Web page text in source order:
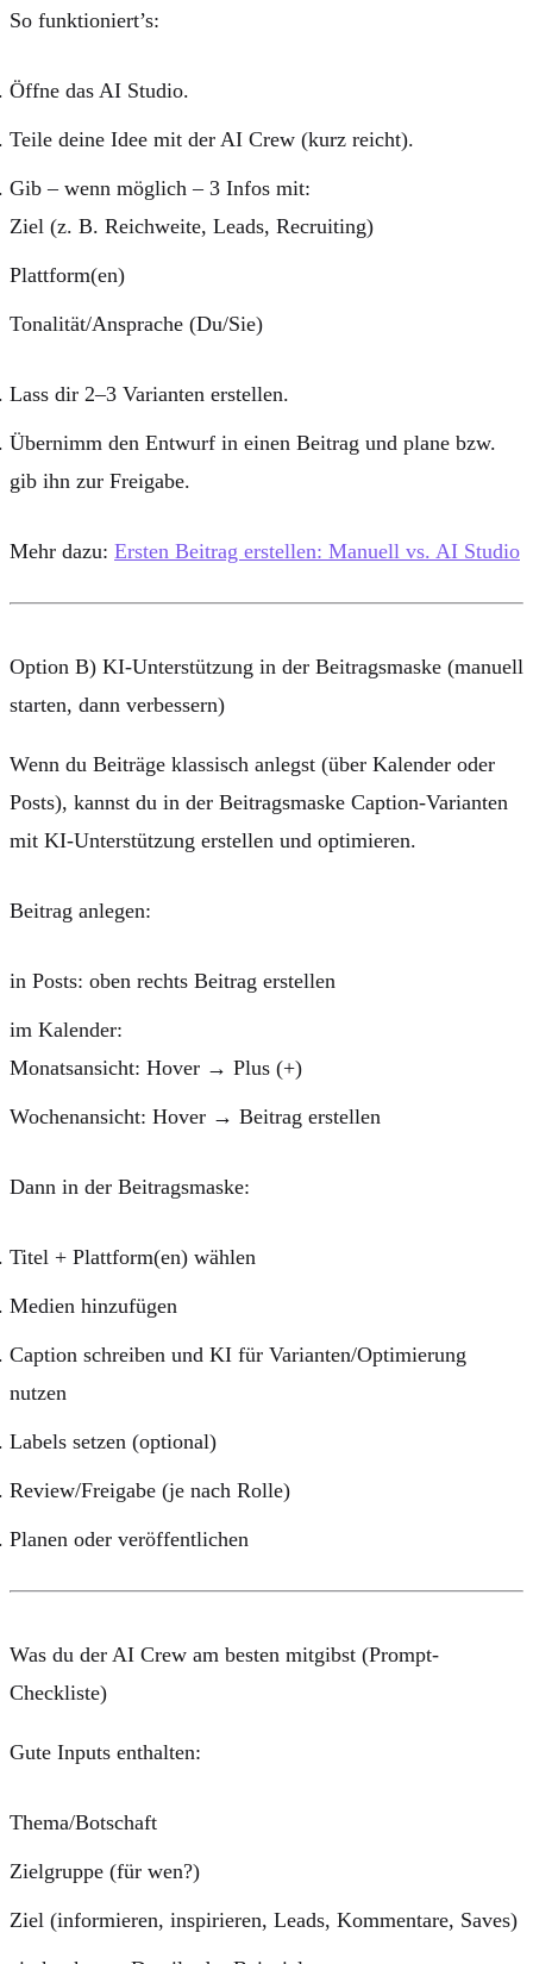
So funktioniert’s:
Öffne das AI Studio.
Teile deine Idee mit der AI Crew (kurz reicht).
Gib – wenn möglich – 3 Infos mit:
Ziel (z. B. Reichweite, Leads, Recruiting)
Plattform(en)
Tonalität/Ansprache (Du/Sie)
Lass dir 2–3 Varianten erstellen.
Übernimm den Entwurf in einen Beitrag und plane bzw.
gib ihn zur Freigabe.
Mehr dazu: Ersten Beitrag erstellen: Manuell vs. AI Studio
Option B) KI-Unterstützung in der Beitragsmaske (manuell
starten, dann verbessern)
Wenn du Beiträge klassisch anlegst (über Kalender oder
Posts), kannst du in der Beitragsmaske Caption-Varianten
mit KI-Unterstützung erstellen und optimieren.
Beitrag anlegen:
in Posts: oben rechts Beitrag erstellen
im Kalender:
Monatsansicht: Hover → Plus (+)
Wochenansicht: Hover → Beitrag erstellen
Dann in der Beitragsmaske:
Titel + Plattform(en) wählen
Medien hinzufügen
Caption schreiben und KI für Varianten/Optimierung
nutzen
Labels setzen (optional)
Review/Freigabe (je nach Rolle)
Planen oder veröffentlichen
Was du der AI Crew am besten mitgibst (Prompt-
Checkliste)
Gute Inputs enthalten:
Thema/Botschaft
Zielgruppe (für wen?)
Ziel (informieren, inspirieren, Leads, Kommentare, Saves)